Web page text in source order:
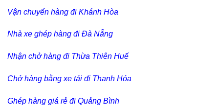
Vận chuyển hàng đi Khánh Hòa
Nhà xe ghép hàng đi Đà Nẵng
Nhận chở hàng đi Thừa Thiên Huế
Chở hàng bằng xe tải đi Thanh Hóa
Ghép hàng giá rẻ đi Quảng Bình